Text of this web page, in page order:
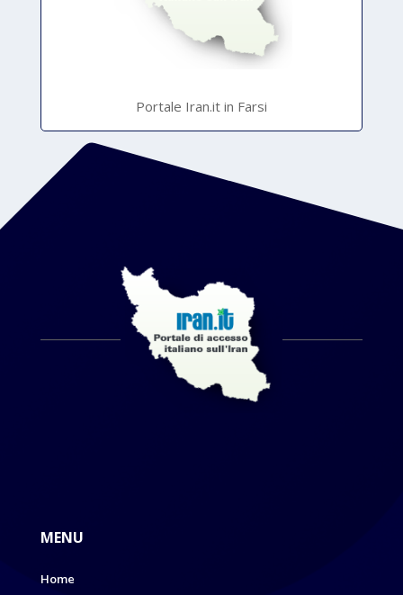
Portale Iran.it in Farsi
MENU
Home